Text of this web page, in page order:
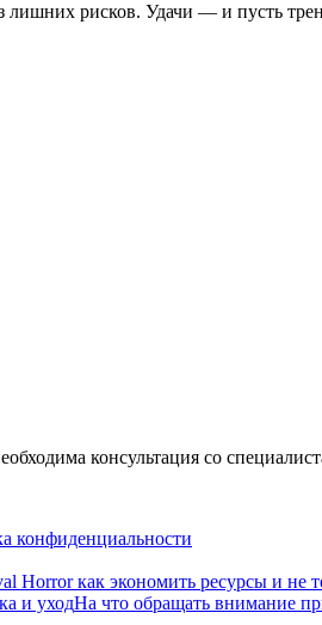
рисков. Удачи — и пусть
консультация со
конфиденциальности
Horror как экономить ресурсы и не
и уходНа что обращать внимание